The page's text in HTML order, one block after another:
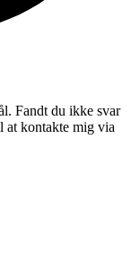
Fandt du ikke svar
at kontakte mig via